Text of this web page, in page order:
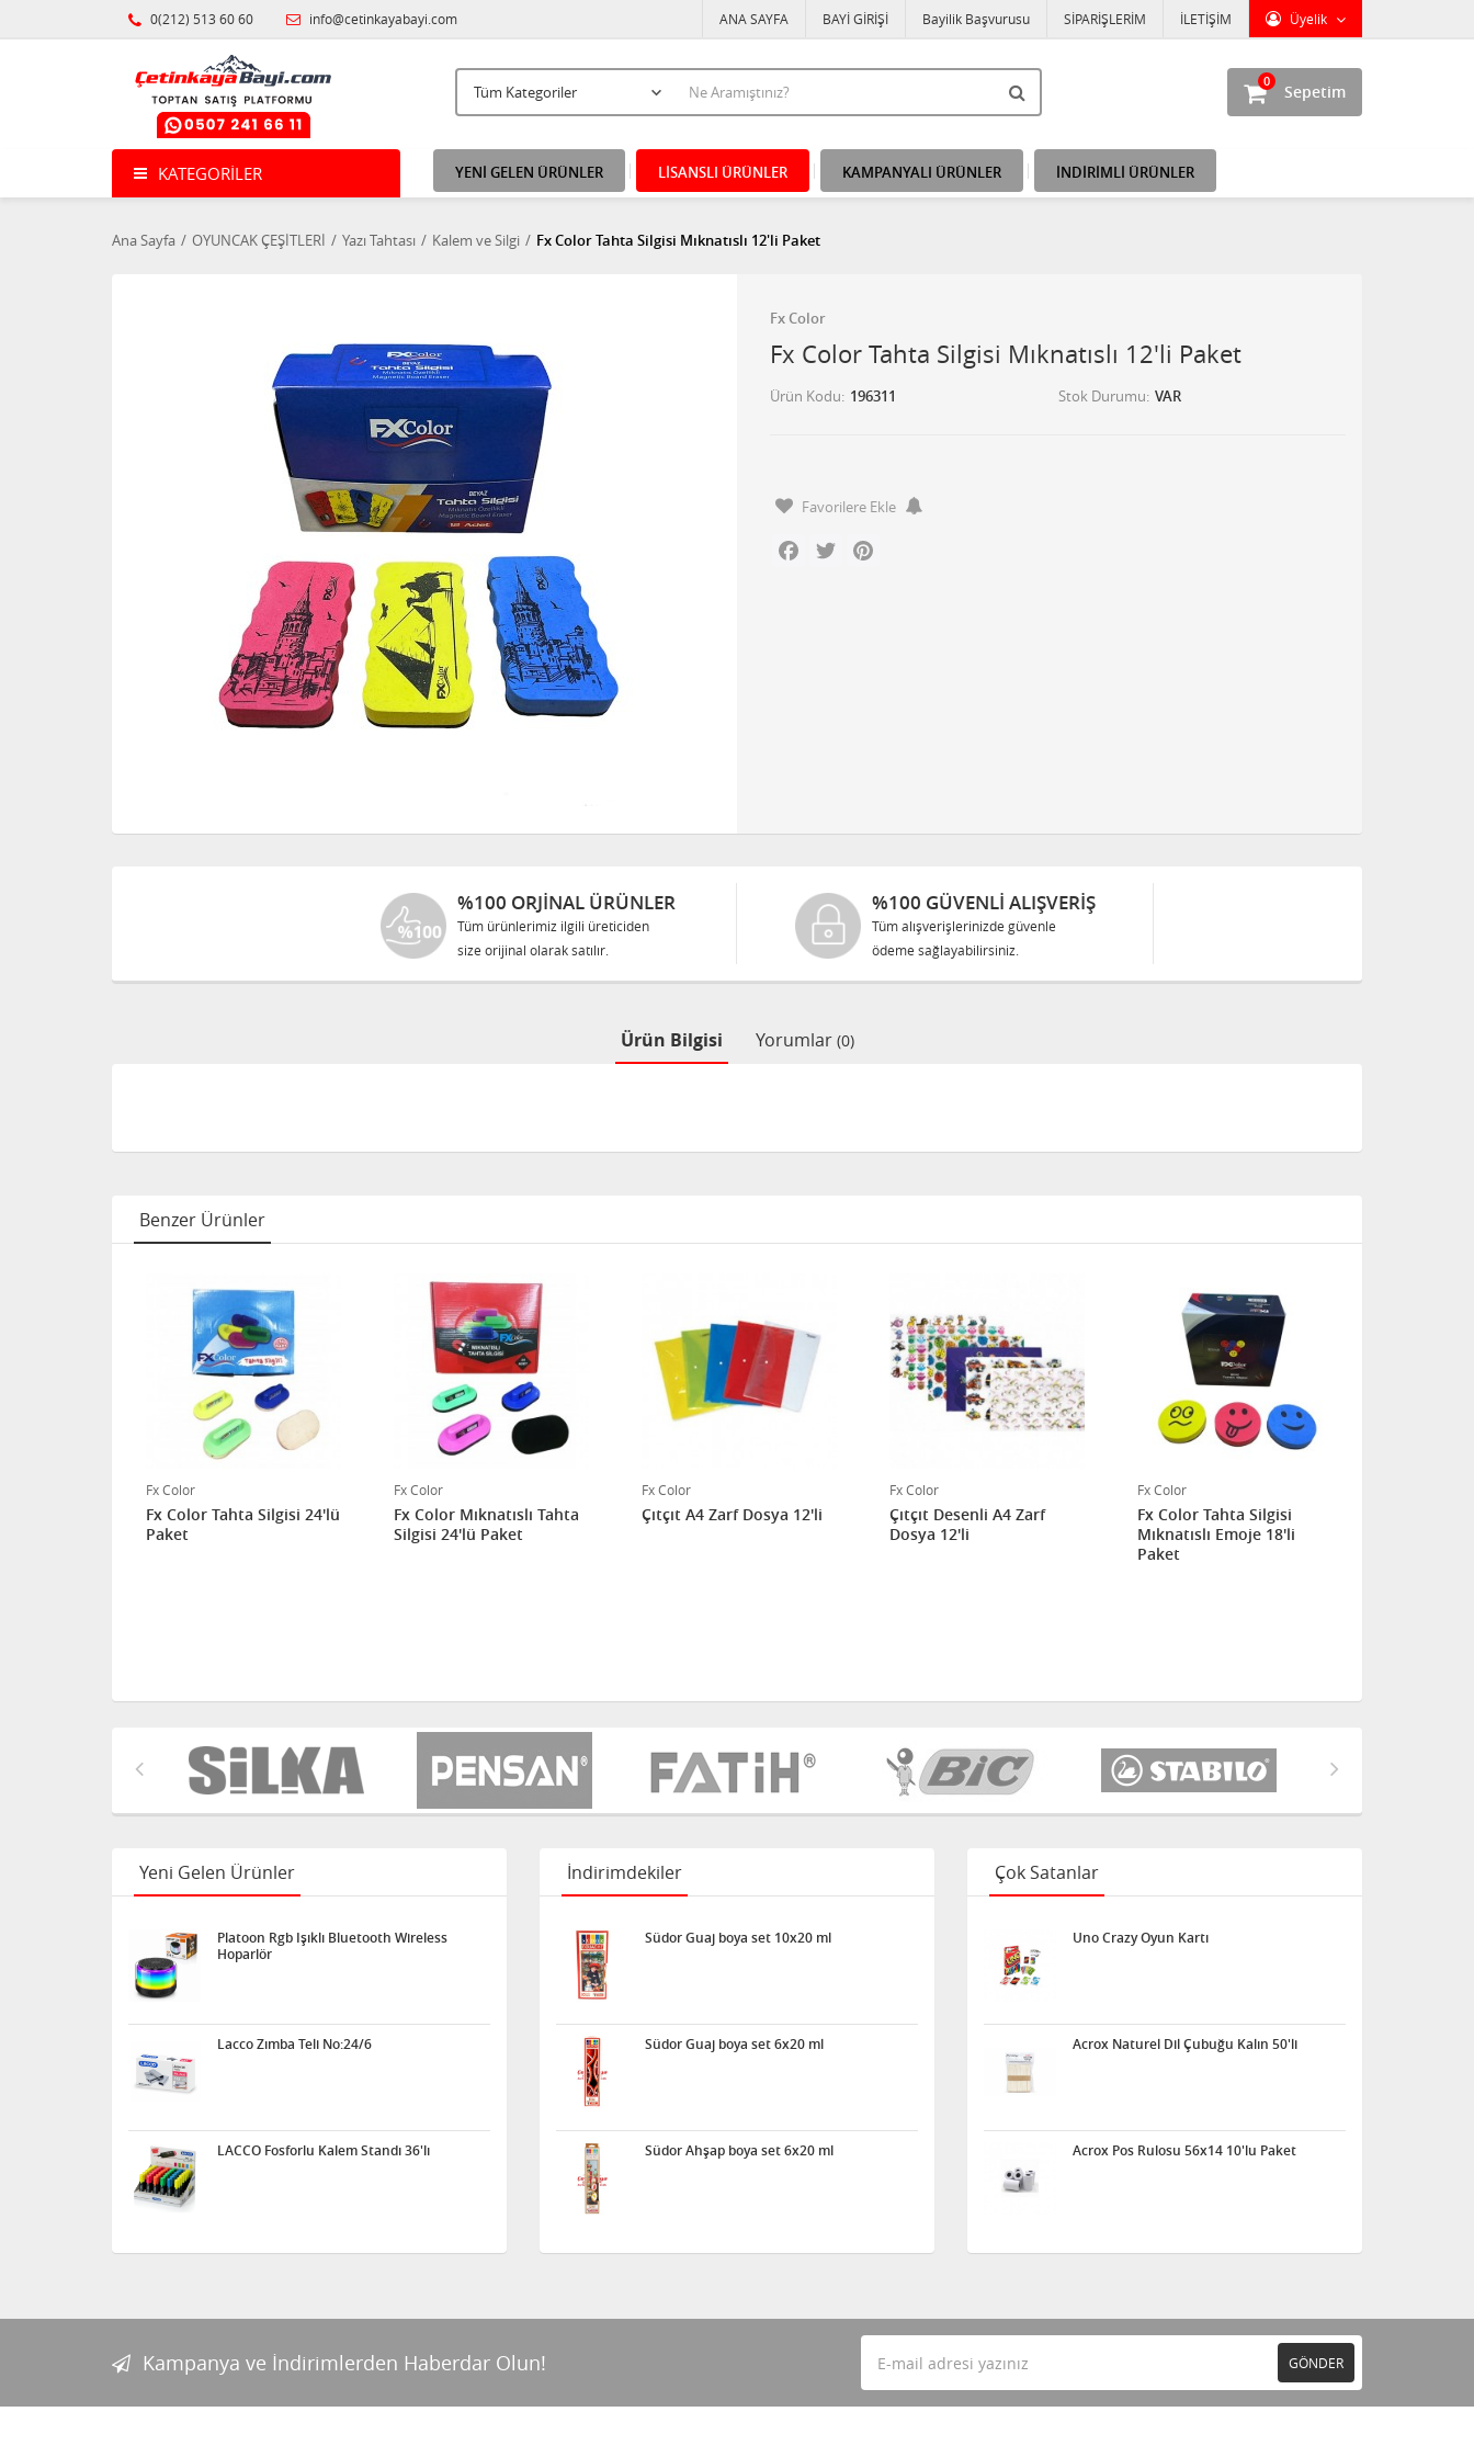
0(212) 513 60 60 info@cetinkayabayi.com Üyelik
ANA SAYFA BAYİ GİRİŞİ Bayilik Başvurusu SİPARİŞLERİM İLETİŞİM
Sepetim
0
KATEGORILER YENİ GELEN ÜRÜNLER LİSANSLI ÜRÜNLER KAMPANYALI ÜRÜNLER İNDİRİMLİ ÜRÜNLER
Ana Sayfa OYUNCAK ÇEŞİTLERİ Yazı Tahtası Kalem ve Silgi Fx Color Tahta Silgisi Mıknatıslı 12'li Paket
Fx Color
Fx Color Tahta Silgisi Mıknatıslı 12'li Paket
Ürün Kodu 196311 Stok Durumu VAR
Favorilere Ekle
Facebook
Twitter
%100 ORJINAL ÜRÜNLER
Tüm ürünlerimiz ilgili üreticiden
size orijinal olarak satılır.
%100 GÜVENLİ ALIŞVERİŞ
Tüm alışverişlerinizde güvenle
ödeme sağlayabilirsiniz.
Ürün Bilgisi Yorumlar (0)
Benzer Ürünler
Fx Color
Fx Color Tahta Silgisi 24'lü
Paket
Fx Color
Fx Color Mıknatıslı Tahta
Silgisi 24'lü Paket
Fx Color
Çıtçıt A4 Zarf Dosya 12'li
Fx Color
Çıtçıt Desenli A4 Zarf
Dosya 12'li
Fx Color
Fx Color Tahta Silgisi
Mıknatıslı Emoje 18'li
Paket
Yeni Gelen Ürünler
Platoon Rgb Işıklı Bluetooth Wireless
Hoparlör
Lacco Zımba Teli No:24/6
LACCO Fosforlu Kalem Standı 36'lı
İndirimdekiler
Südor Guaj boya set 10x20 ml
Südor Guaj boya set 6x20 ml
Südor Ahşap boya set 6x20 ml
Çok Satanlar
Uno Crazy Oyun Kartı
Acrox Naturel Dil Çubuğu Kalın 50'li
Acrox Pos Rulosu 56x14 10'lu Paket
Kampanya ve İndirimlerden Haberdar Olun! GÖNDER